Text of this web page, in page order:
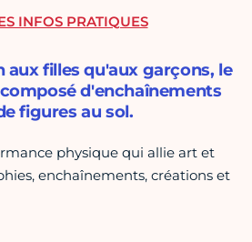
aux filles qu'aux garçons, le
d'enchaînements
figures au sol.
physique qui allie art et
enchaînements, créations et
INFOS PRATIQUES